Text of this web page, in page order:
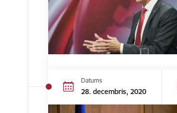
Datums
28. decembris, 2020